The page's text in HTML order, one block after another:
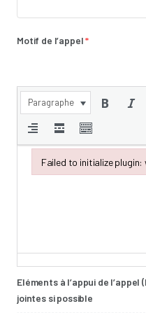
Motif de l’appel*
Paragraphe
Eléments à l’appui de
jointes si possible
Failed to initialize plugin:
Failed to initialize plugin: